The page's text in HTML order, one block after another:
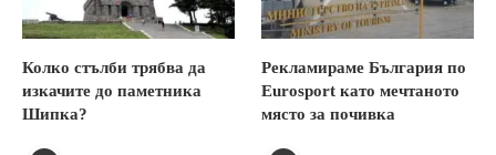
Колко стълби трябва да
изкачите до паметника
Шипка?
Рекламираме България по
Eurosport като мечтаното
място за почивка